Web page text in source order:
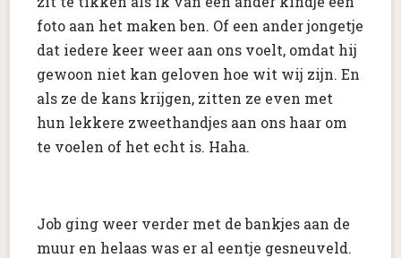
foto aan het maken ben. Of een ander jongetje
dat iedere keer weer aan ons voelt, omdat hij
gewoon niet kan geloven hoe wit wij zijn. En
als ze de kans krijgen, zitten ze even met
hun lekkere zweethandjes aan ons haar om
te voelen of het echt is. Haha.
Job ging weer verder met de bankjes aan de
muur en helaas was er al eentje gesneuveld.